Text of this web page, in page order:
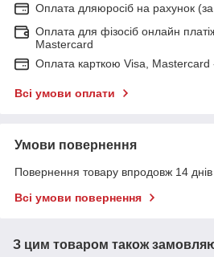
Оплата дляюросіб на рахунок (за
Оплата для фізосіб онлайн
Mastercard
Оплата карткою Visa, Mastercard
Всі умови оплати
Умови повернення
Повернення товару впродовж 14
Всі умови повернення
З цим товаром також